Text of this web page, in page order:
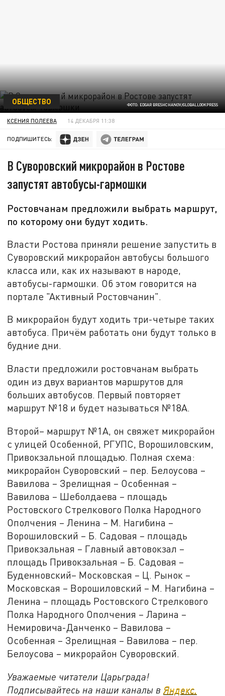
ФОТО: EDGAR BRESHCHANOV/GLOBALLOOKPRESS
ОБЩЕСТВО
КСЕНИЯ ПОЛЕЕВА 14 ДЕКАБРЯ 11:38
ПОДПИШИТЕСЬ:
В Суворовский микрорайон в Ростове
запустят автобусы-гармошки
Ростовчанам предложили выбрать маршрут,
по которому они будут ходить.
Власти Ростова приняли решение запустить в
Суворовский микрорайон автобусы большого
класса или, как их называют в народе,
автобусы-гармошки. Об этом говорится на
портале "Активный Ростовчанин".
В микрорайон будут ходить три-четыре таких
автобуса. Причём работать они будут только в
будние дни.
Власти предложили ростовчанам выбрать
один из двух вариантов маршрутов для
больших автобусов. Первый повторяет
маршрут №18 и будет называться №18А.
Второй– маршрут №1А, он свяжет микрорайон
с улицей Особенной, РГУПС, Ворошиловским,
Привокзальной площадью. Полная схема:
микрорайон Суворовский – пер. Белоусова –
Вавилова – Зрелищная – Особенная –
Вавилова – Шеболдаева – площадь
Ростовского Стрелкового Полка Народного
Ополчения – Ленина – М. Нагибина –
Ворошиловский – Б. Садовая – площадь
Привокзальная – Главный автовокзал –
площадь Привокзальная – Б. Садовая –
Буденновский– Московская – Ц. Рынок –
Московская – Ворошиловский – М. Нагибина –
Ленина – площадь Ростовского Стрелкового
Полка Народного Ополчения – Ларина –
Немировича-Данченко – Вавилова –
Особенная – Зрелищная – Вавилова – пер.
Белоусова – микрорайон Суворовский.
Уважаемые читатели Царьграда!
Подписывайтесь на наши каналы в Яндекс.